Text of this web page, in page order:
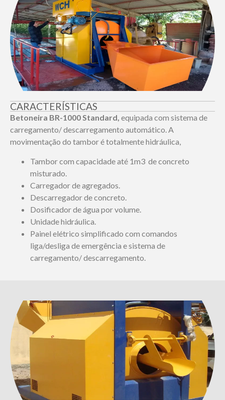
CARACTERÍSTICAS
Betoneira BR-1000Standard, equipada com sistema de
carregamento/ descarregamento automático. A
movimentação do tambor é totalmente hidráulica,
Tambor com capacidade até 1m3 de concreto
misturado.
Carregador de agregados.
Descarregador de concreto.
Dosificador de água por volume.
Unidade hidráulica.
Painel elétrico simplificado com comandos
liga/desliga de emergência e sistema de
carregamento/ descarregamento.